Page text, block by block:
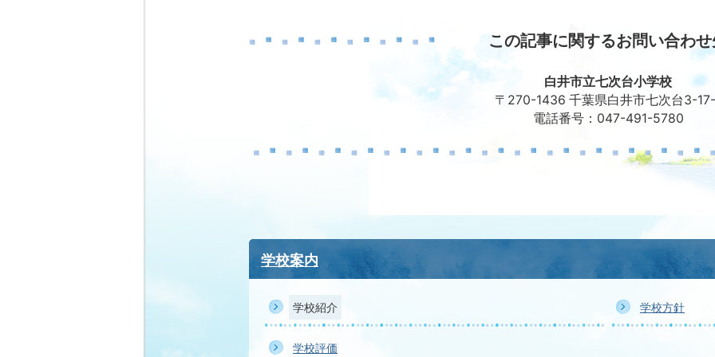
この記事に関するお問い合わ
白井市立七次台小学校
〒270-1436 千葉県白井市七次台3-
電話番号：047-491-5780
学校案内
学校紹介 学校方針
学校評価